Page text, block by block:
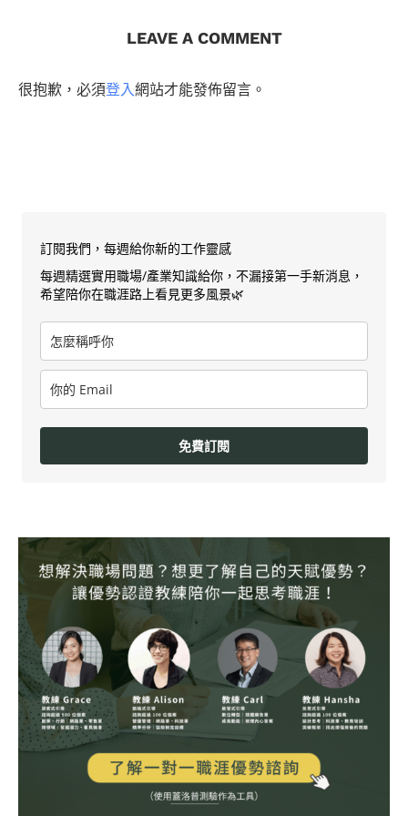
LEAVE A COMMENT
很抱歉，必須登入網站才能發佈留言。
訂閱我們，每週給你新的工作靈感
每週精選實用職場/產業知識給你，不漏接第一手新消息，
希望陪你在職涯路上看見更多風景🌿
免費訂閱